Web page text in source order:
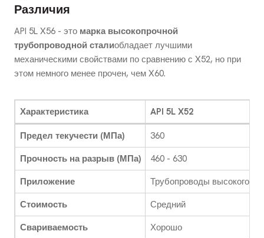
Различия
API 5L X56 - это марка высокопрочной
трубопроводной сталиобладает лучшими
механическими свойствами по сравнению с X52, но при
этом немного менее прочен, чем X60.
Характеристика API 5L X52
Предел текучести (МПа)
360
Прочность на разрыв (МПа)
460 - 630
Приложение
Трубопроводы высокого
Стоимость
Средний
Свариваемость
Хорошо